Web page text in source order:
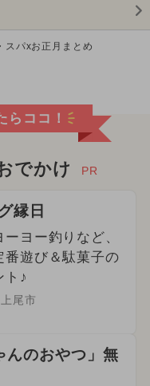
スパxお正月まとめ
らココ！
でかけ PR
縁日
ヨー釣りなど、
番遊び＆駄菓子の
ト♪
尾市
んのおやつ」無